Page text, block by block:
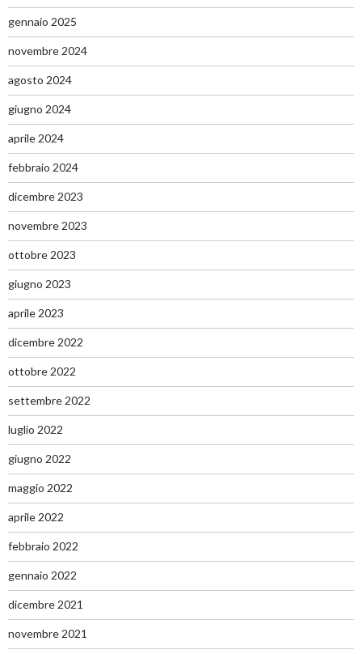
gennaio 2025
novembre 2024
agosto 2024
giugno 2024
aprile 2024
febbraio 2024
dicembre 2023
novembre 2023
ottobre 2023
giugno 2023
aprile 2023
dicembre 2022
ottobre 2022
settembre 2022
luglio 2022
giugno 2022
maggio 2022
aprile 2022
febbraio 2022
gennaio 2022
dicembre 2021
novembre 2021